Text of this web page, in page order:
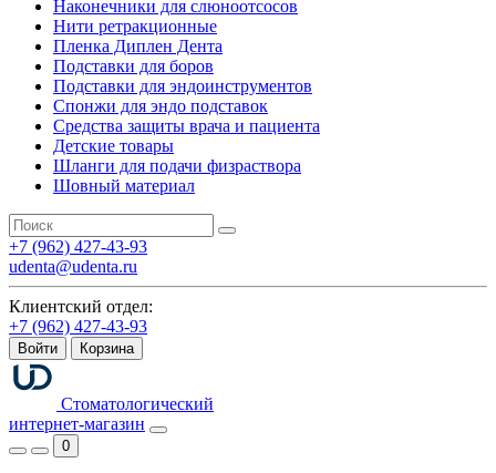
Наконечники для слюноотсосов
Нити ретракционные
Пленка Диплен Дента
Подставки для боров
Подставки для эндоинструментов
Спонжи для эндо подставок
Средства защиты врача и пациента
Детские товары
Шланги для подачи физраствора
Шовный материал
+7 (962) 427-43-93
udenta@udenta.ru
Клиентский отдел:
+7 (962) 427-43-93
Войти Корзина
Стоматологический
интернет-магазин
0